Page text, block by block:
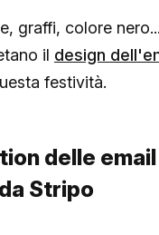
graffi, colore
il design
festività.
delle
Stripo